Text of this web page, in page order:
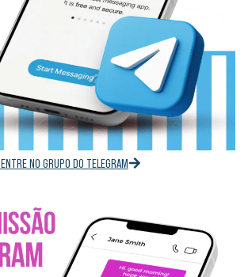
ENTRE NO GRUPO DO TELEGRAM